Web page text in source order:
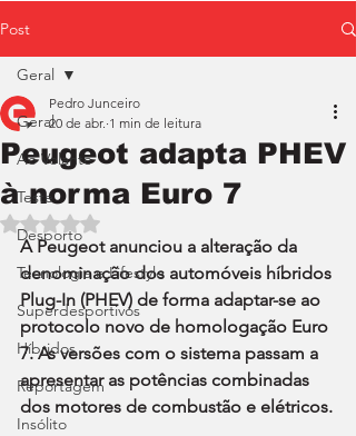
Post
Geral
Ao Volante
Teste
Desporto
Tecnologia e Lifestyle
Superdesportivos
Híbridos
Reportagem
Insólito
Geral
Peugeot adapta PHEV
à norma Euro 7
Pedro Junceiro
20 de abr. 1 min de leitura
Avaliado com NaN de 5 estrelas.
A Peugeot anunciou a alteração da
denominação dos automóveis híbridos
Plug-In (PHEV) de forma adaptar-se ao
protocolo novo de homologação Euro
7. As versões com o sistema passam a
apresentar as potências combinadas
dos motores de combustão e elétricos.